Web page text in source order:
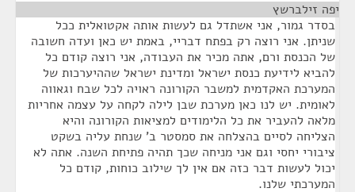
יפה זילברשץ
בסדר גמור, אני אשתדל גם לעשות אותה אקטואלית ככל
שניתן. אני רוצה רק בפתח דבריי, באמת יש כאן ועדה חשובה
של הכנסת ורם, אתה מכיר את העבודה, אני רוצה קודם כל
להביא לידיעת כנסת ישראל ומדינת ישראל שההיערכות של
המערכת האקדמית למשבר הקורונה ראויה לכל שבח וגאווה
לאומית. יש לנו כאן מערכת שבן לילה לקחה על עצמה אחריות
מלאה להעביר את כל הלימודים למציאות הקורונה והיא
הצליחה לסיים בהצלחה את סמסטר ב' שנחת עליה בשקט
ציבורי יחסי וגם אני מניחה שכך תהיה פתיחת השנה. אתה לא
יכול לעשות דבר כזה אם אין לך שילוב כוחות, קודם כל
המערכתי שלנו.